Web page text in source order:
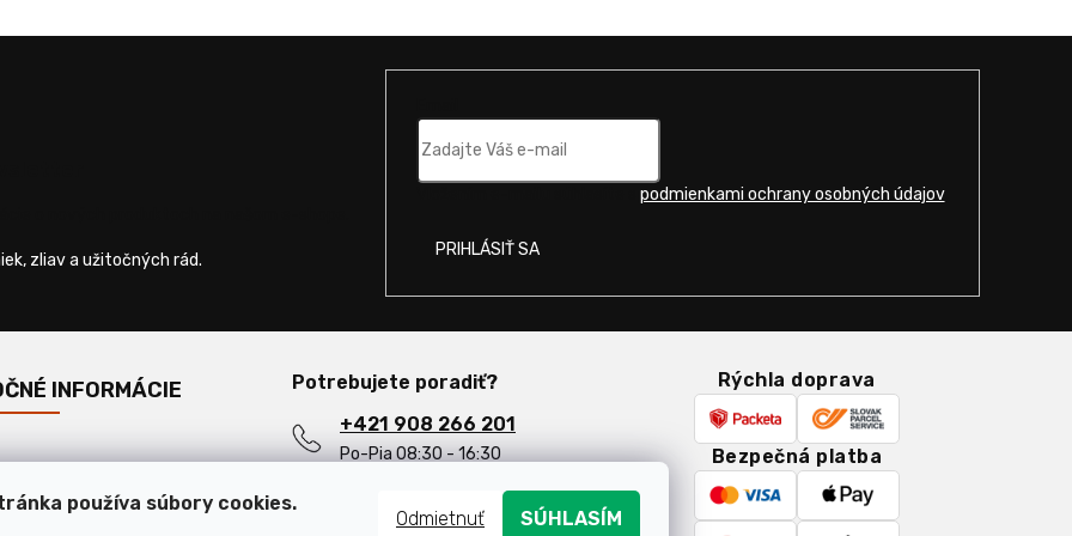
používa súbory cookies.
Odmietnuť SÚHLASÍM
podmienkami ochrany osobných údajov.
PRIHLÁSIŤ SA
INFORMÁCIE
Potrebujete poradiť?
+421 908 266 201
Po-Pia 08:30 - 16:30
info@motorevolta.sk
Rýchla doprava
Bezpečná platba